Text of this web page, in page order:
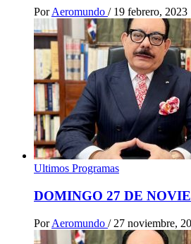
PorAeromundo / 19 febrero, 2023
Ultimos Programas
DOMINGO 27 DE
Por Aeromundo / 27 noviembre,